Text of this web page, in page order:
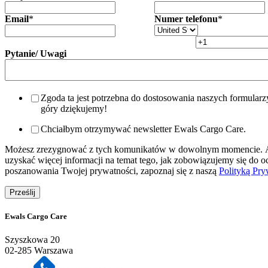
Email* Numer telefonu*
Pytanie/ Uwagi
Zgoda ta jest potrzebna do dostosowania naszych
góry dziękujemy!
Chciałbym otrzymywać newsletter Ewals Cargo Care.
Możesz zrezygnować z tych komunikatów w dowolnym momencie.
uzyskać więcej informacji na temat tego, jak zobowiązujemy się do
poszanowania Twojej prywatności, zapoznaj się z naszą Polityką
Ewals Cargo Care
Szyszkowa 20
02-285 Warszawa